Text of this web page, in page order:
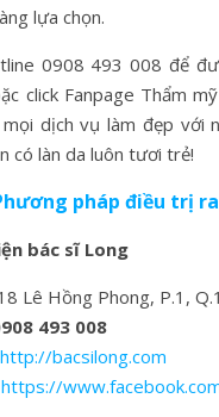
lựa chọn.
0908 493 008 để
click Fanpage Thẩm
dịch vụ làm đẹp với
có làn da luôn tươi trẻ!
pháp điều trị
bác sĩ Long
Lê Hồng Phong, P.1,
493 008
http://bacsilong.com
https://